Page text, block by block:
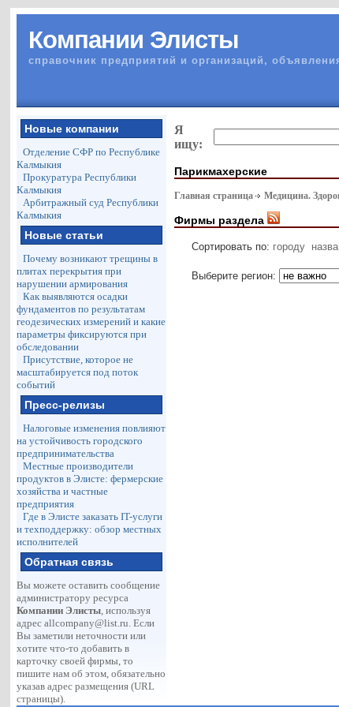
Компании Элисты
справочник предприятий и организаций,
Новые компании
Отделение СФР по Республике
Калмыкия
Прокуратура Республики
Калмыкия
Арбитражный суд Республики
Калмыкия
Новые статьи
Почему возникают трещины в
плитах перекрытия при
нарушении армирования
Как выявляются осадки
фундаментов по результатам
геодезических измерений и какие
параметры фиксируются при
обследовании
Присутствие, которое не
масштабируется под поток
событий
Пресс-релизы
Налоговые изменения повлияют
на устойчивость городского
предпринимательства
Местные производители
продуктов в Элисте: фермерские
хозяйства и частные
предприятия
Где в Элисте заказать IT-услуги
и техподдержку: обзор местных
исполнителей
Обратная связь
Вы можете оставить сообщение
администратору ресурса
Компании Элисты, используя
адресallcompany@list.ru. Если
Вы заметили неточности или
хотите что-то добавить в
карточку своей фирмы, то
пишите нам об этом, обязательно
указав адрес размещения (URL
страницы).
Я
ищу:
Парикмахерские
Главная страница Медицина.
Фирмы раздела
Сортировать по: городу
Выберите регион: